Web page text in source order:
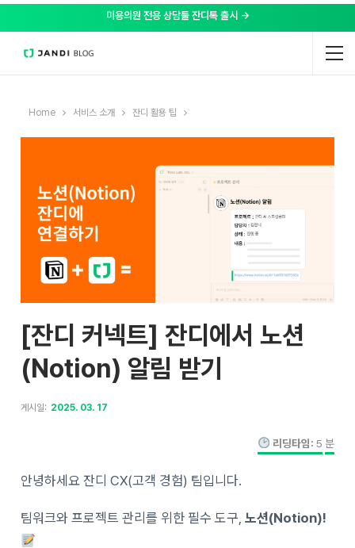
미용의원 전용 상담툴 잔디톡 출시 →
Home 서비스 소개 잔디 활용 팁
[잔디 커넥트] 잔디에서 노션
(Notion) 알림 받기
게시일: 2025. 03. 17
리딩타임: 5 분
안녕하세요 잔디 CX(고객 경험) 팀입니다.
팀워크와 프로젝트 관리를 위한 필수 도구,노션(Notion)!